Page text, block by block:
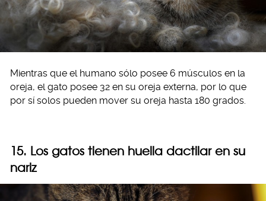
Mientras que el humano sólo posee 6 músculos en la
oreja, el gato posee 32 en su oreja externa, por lo que
por sí solos pueden mover su oreja hasta 180 grados.
15. Los gatos tienen huella dactilar en su
nariz